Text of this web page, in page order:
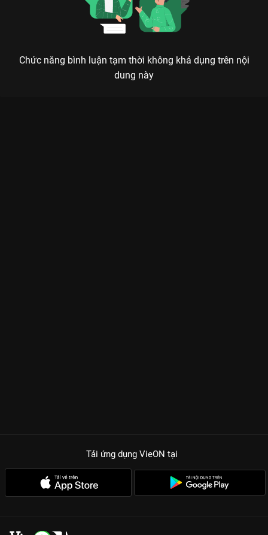
Chức năng bình luận tạm thời không khả dụng trên nội
dung này
Tải ứng dụng VieON tại